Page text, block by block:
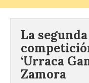
La
‘Urraca
Zamora